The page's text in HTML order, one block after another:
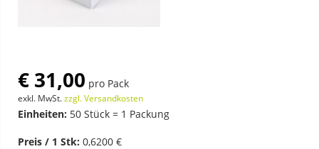
€ 31,00 pro Pack
exkl. MwSt.zzgl. Versandkosten
Einheiten: 50 Stück = 1 Packung
Preis / 1 Stk: 0,6200 €